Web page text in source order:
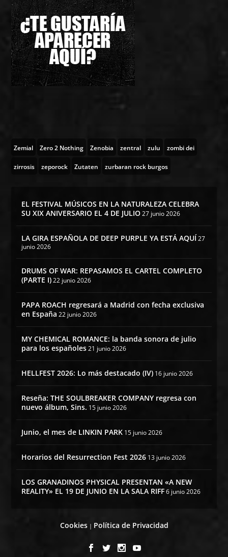
Zemial Zero 2 Nothing Zenobia zentral zulu zombi dei
zirrosis zeporock Zutaten zurbaran rock burgos
EL FESTIVAL MÚSICOS EN LA NATURALEZA CELEBRA
SU XIX ANIVERSARIO EL 4 DE JULIO 27 junio 2026
LA GIRA ESPAÑOLA DE DEEP PURPLE YA ESTÁ AQUÍ27
junio 2026
DRUMS OF WAR: REPASAMOS EL CARTEL COMPLETO
(PARTE I) 22 junio 2026
PAPA ROACH regresará a Madrid con fecha exclusiva
en España 22 junio 2026
MY CHEMICAL ROMANCE: la banda sonora de julio
para los españoles 21 junio 2026
HELLFEST 2026: Lo más destacado (IV) 16 junio 2026
Reseña: THE SOULBREAKER COMPANY regresa con
nuevo álbum, Sins. 15 junio 2026
Junio, el mes de LINKIN PARK 15 junio 2026
Horarios del Resurrection Fest 2026 13 junio 2026
LOS GRANADINOS PHYSICAL PRESENTAN «A NEW
REALITY» EL 19 DE JUNIO EN LA SALA RIFF 6 junio 2026
Cookies| Política de Privacidad